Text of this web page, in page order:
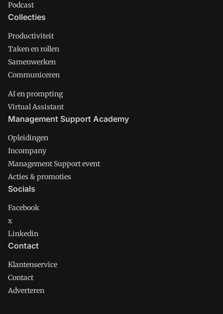
Podcast
Collecties
Productiviteit
Taken en rollen
Samenwerken
Communiceren
AI en prompting
Virtual Assistant
Management Support Academy
Opleidingen
Incompany
Management Support event
Acties & promoties
Socials
Facebook
x
Linkedin
Contact
Klantenservice
Contact
Adverteren